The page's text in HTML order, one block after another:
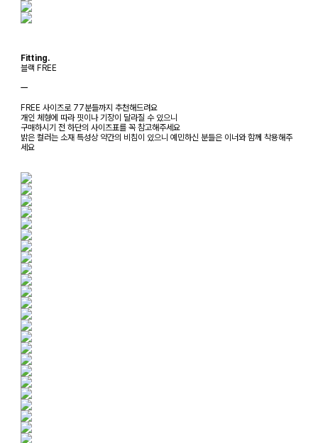
Fitting.
블랙 FREE
ㅡ
FREE 사이즈로 77분들까지 추천해드려요
개인 체형에 따라 핏이나 기장이 달라질 수 있으니
구매하시기 전 하단의 사이즈표를 꼭 참고해주세요
밝은 컬러는 소재 특성상 약간의 비침이 있으니 예민하신 분들은 이너와 함께 착용해주
세요